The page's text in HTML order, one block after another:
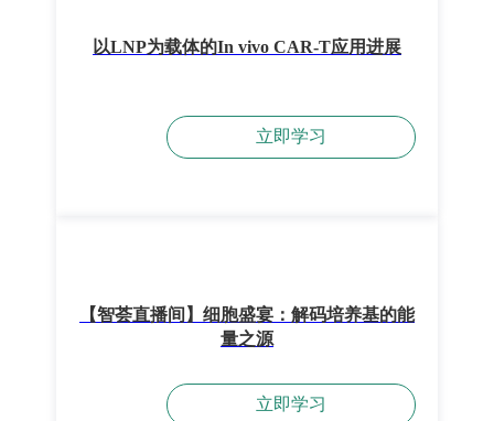
以LNP为载体的In vivo CAR-T应用进展
立即学习
【智荟直播间】细胞盛宴：解码培养基的能
量之源
立即学习